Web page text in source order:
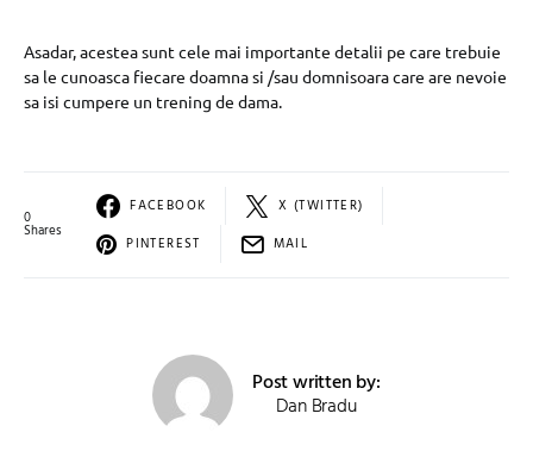
Asadar, acestea sunt cele mai importante detalii pe care trebuie
sa le cunoasca fiecare doamna si /sau domnisoara care are nevoie
sa isi cumpere un trening de dama.
0
Shares
FACEBOOK
X (TWITTER)
PINTEREST
MAIL
Post written by:
Dan Bradu